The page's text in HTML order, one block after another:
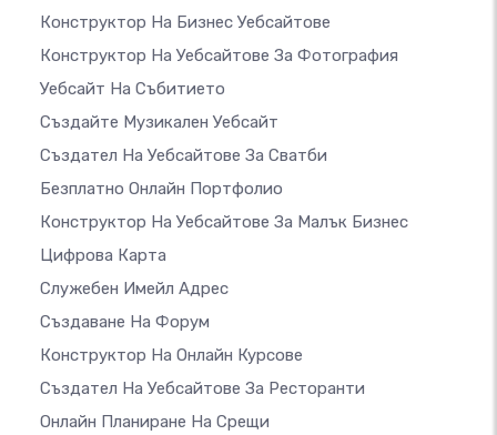
Конструктор На Бизнес Уебсайтове
Конструктор На Уебсайтове За Фотография
Уебсайт На Събитието
Създайте Музикален Уебсайт
Създател На Уебсайтове За Сватби
Безплатно Онлайн Портфолио
Конструктор На Уебсайтове За Малък Бизнес
Цифрова Карта
Служебен Имейл Адрес
Създаване На Форум
Конструктор На Онлайн Курсове
Създател На Уебсайтове За Ресторанти
Онлайн Планиране На Срещи